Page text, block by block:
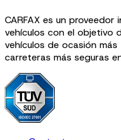
CARFAX es un
vehículos con el objetivo
vehículos de ocasión
carreteras más seguras